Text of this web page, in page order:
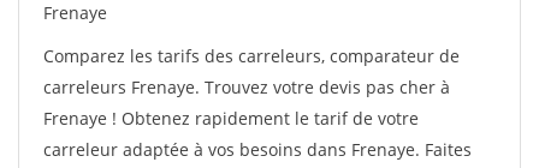
Frenaye
Comparez les tarifs des carreleurs, comparateur de
carreleurs Frenaye. Trouvez votre devis pas cher à
Frenaye ! Obtenez rapidement le tarif de votre
carreleur adaptée à vos besoins dans Frenaye. Faites